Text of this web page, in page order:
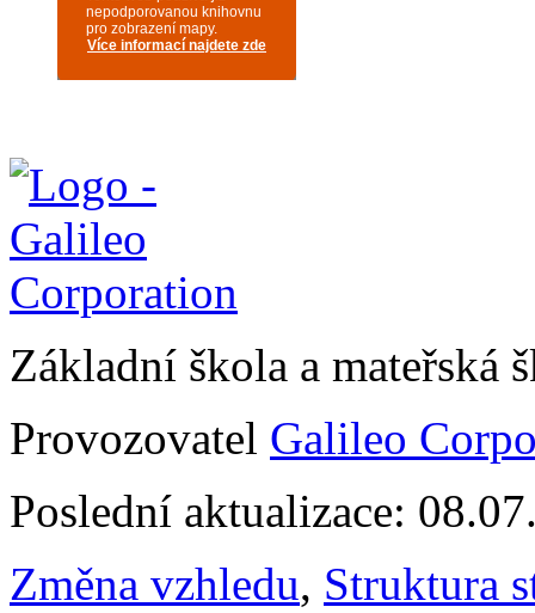
Základní škola a mateřská
Provozovatel Galileo
Poslední aktualizace:
Změna vzhledu, Struktura